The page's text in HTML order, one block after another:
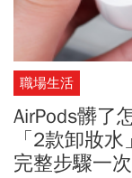
職場生活
AirPods髒了
「2款卸妝
完整步驟一